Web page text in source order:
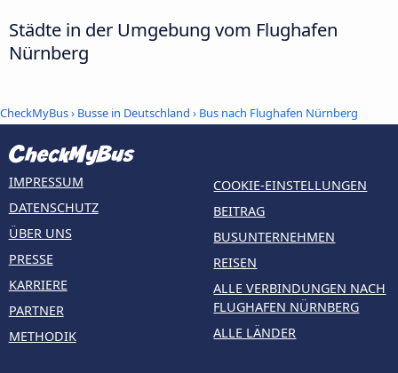
Städte in der Umgebung vom Flughafen
Nürnberg
CheckMyBus› Busse in Deutschland › Bus nach Flughafen Nürnberg
IMPRESSUM
DATENSCHUTZ
ÜBER UNS
PRESSE
KARRIERE
PARTNER
METHODIK
COOKIE-EINSTELLUNGEN
BEITRAG
BUSUNTERNEHMEN
REISEN
ALLE VERBINDUNGEN NACH
FLUGHAFEN NÜRNBERG
ALLE LÄNDER